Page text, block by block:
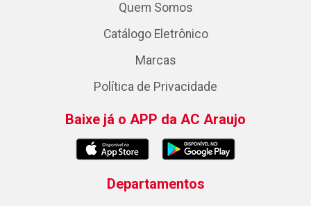
Quem Somos
Catálogo Eletrônico
Marcas
Política de Privacidade
Baixe já o APP da AC Araujo
Departamentos